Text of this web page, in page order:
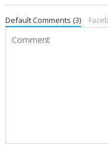
Default Comments (3)